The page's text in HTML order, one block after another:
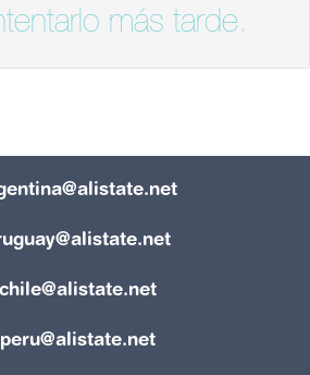
más tarde.
chile@alistate.net
peru@alistate.net